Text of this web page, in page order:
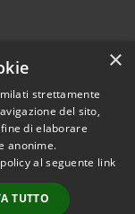
© 2026 • Comune di
• Powered by
•
Accesso
×
strettamente
del sito,
di elaborare
anonime.
al seguente link
TUTTO